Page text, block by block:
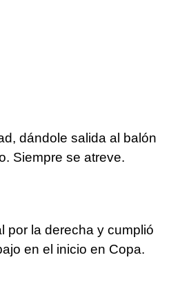
dándole salida al balón
Siempre se atreve.
por la derecha y cumplió
en el inicio en Copa.